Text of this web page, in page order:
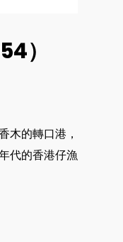
）
木的轉口港，
代的香港仔漁